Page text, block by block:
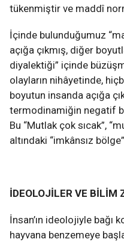
tükenmiştir ve maddî
İçinde bulunduğumuz
açığa çıkmış, diğer
diyalektiği” içinde
olayların nihâyetinde,
boyutun insanda açığa
termodinamiğin negatif
Bu “Mutlak çok sıcak”,
altındaki “imkânsız
İDEOLOJİLER VE BİLİM
İnsan’ın ideolojiyle bağı
hayvana benzemeye